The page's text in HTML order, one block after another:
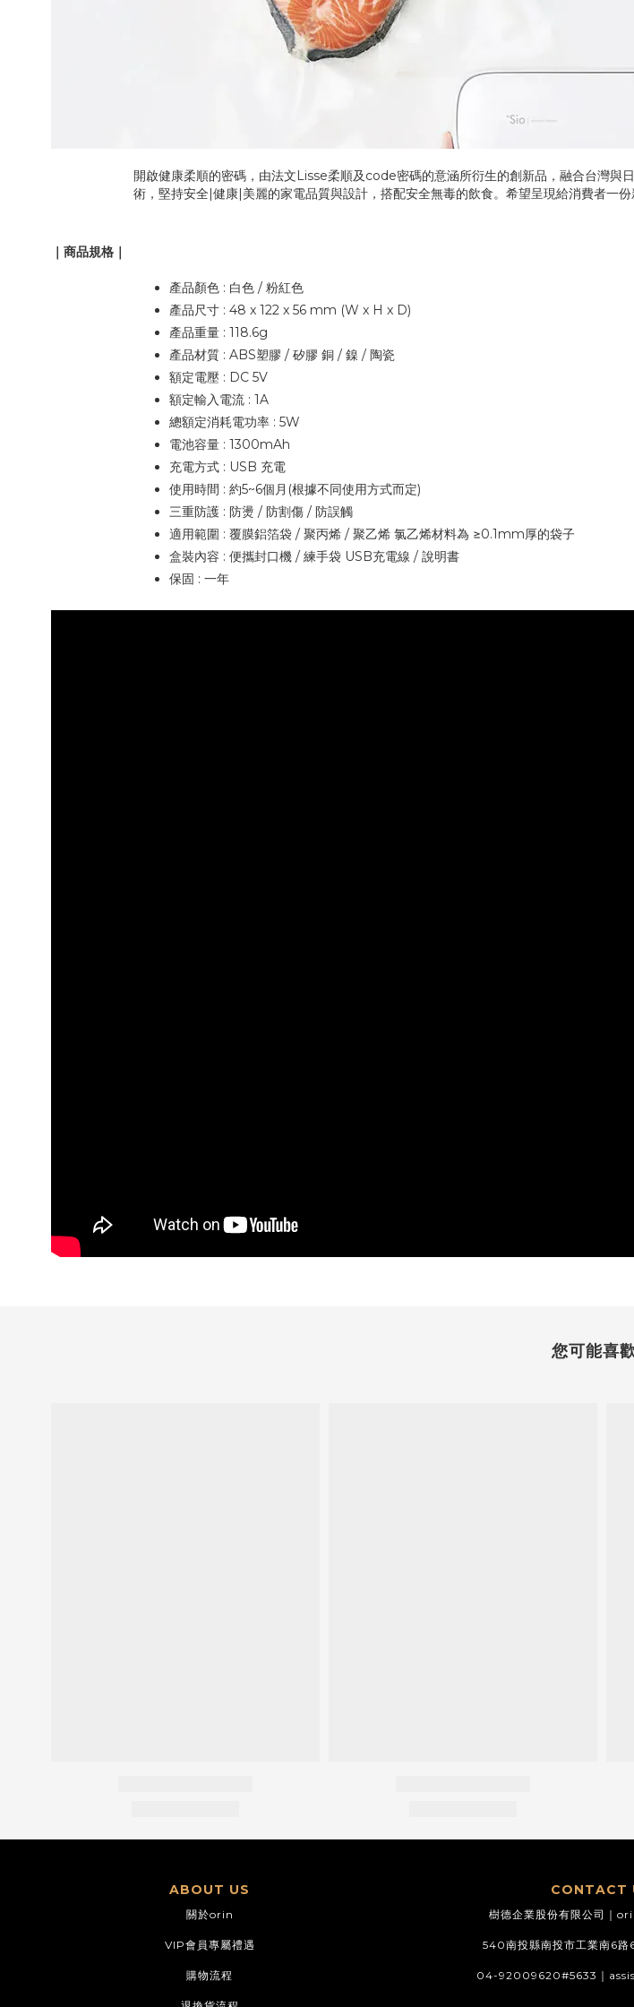
開啟健康柔順的密碼，由法文Lisse柔順及code密碼的意涵所衍生的創新品，融合台灣與
術，堅持安全|健康|美麗的家電品質與設計，搭配安全無毒的飲食。希望呈現給消費者一份
｜商品規格｜
產品顏色 : 白色 / 粉紅色
產品尺寸 : 48 x 122 x 56 mm (W x H x D)
產品重量 : 118.6g
產品材質 : ABS塑膠 / 矽膠 銅 / 鎳 / 陶瓷
額定電壓 : DC 5V
額定輸入電流 : 1A
總額定消耗電功率 : 5W
電池容量 : 1300mAh
充電方式 : USB 充電
使用時間 : 約5~6個月(根據不同使用方式而定)
三重防護 : 防燙 / 防割傷 / 防誤觸
適用範圍 : 覆膜鋁箔袋 / 聚丙烯 / 聚乙烯 氯乙烯材料為 ≥0.1mm厚的袋子
盒裝內容 : 便攜封口機 / 練手袋 USB充電線 / 說明書
保固 : 一年
您可能喜
ABOUT US
關於orin
VIP會員專屬禮遇
購物流程
CONTACT
樹德企業股份有限公司｜
540南投縣南投市工業南6路
04-92009620#5633｜